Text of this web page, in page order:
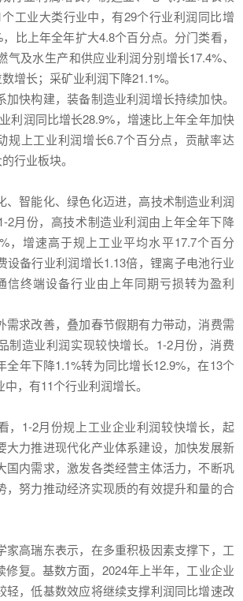
工业大类行业中，有29个行业利润同比增
比上年全年扩大4.8个百分点。分门类看，
及水生产和供应业利润分别增长17.4%、
增长；采矿业利润下降21.1%。
快构建，装备制造业利润增长持续加快。
利润同比增长28.9%，增速比上年全年加快
规上工业利润增长6.7个百分点，贡献率达
行业板块。
、智能化、绿色化迈进，高技术制造业利润
2月份，高技术制造业利润由上年全年下降
，增速高于规上工业平均水平17.7个百分
设备行业利润增长1.13倍，锂离子电池行业
信终端设备行业由上年同期亏损转为盈利
需求改善，叠加春节假期有力带动，消费需
制造业利润实现较快增长。1-2月份，消费
全年下降1.1%转为同比增长12.9%，在13个
，有11个行业利润增长。
，1-2月份规上工业企业利润较快增长，起
大力推进现代化产业体系建设，加快发展新
国内需求，激发各类经营主体活力，不断巩
，努力推动经济实现质的有效提升和量的合
家高瑞东表示，在多重积极因素支撑下，工
修复。基数方面，2024年上半年，工业企业
轻，低基数效应将继续支撑利润同比增速改